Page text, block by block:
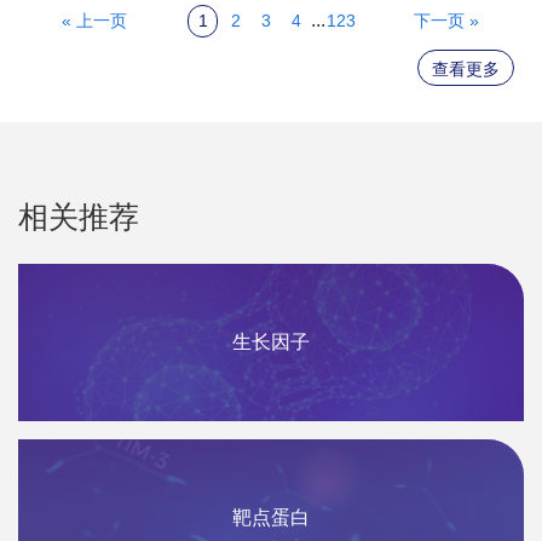
« 上一页 1 2 3 4 ...123 下一页 »
查看更多
相关推荐
生长因子
靶点蛋白